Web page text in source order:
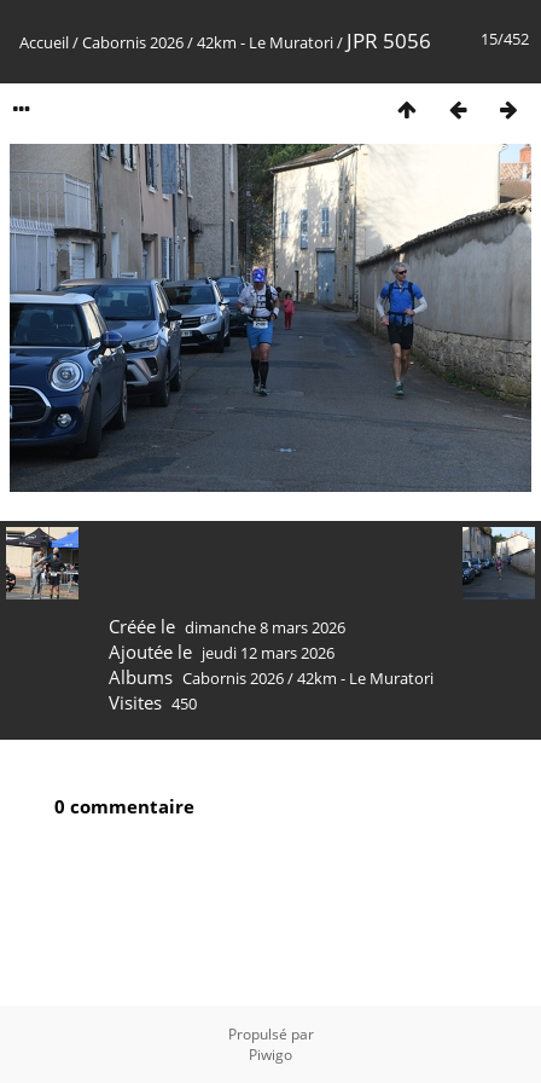
15/452
Accueil/Cabornis 2026/42km - Le Muratori/ JPR 5056
Créée le dimanche 8 mars 2026
Ajoutée le jeudi 12 mars 2026
Albums Cabornis 2026/42km - Le Muratori
Visites 450
0 commentaire
Propulsé par
Piwigo